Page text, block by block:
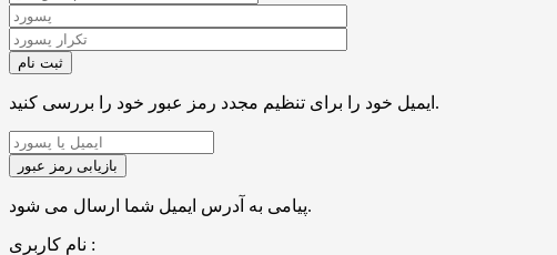
ایمیل خود را برای تنظیم مجدد رمز عبور خود را بررسی کنید.
پیامی به آدرس ایمیل شما ارسال می شود.
نام کاربری :